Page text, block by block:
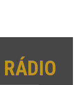
RÁDIO